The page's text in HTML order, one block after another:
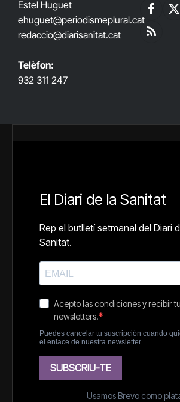
Estel Huguet
ehuguet@periodismeplural.cat
redaccio@diarisanitat.cat
Telèfon:
932 311 247
Facebook
X
RSS